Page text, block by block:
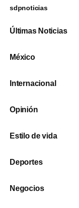
sdpnoticias
Últimas Noticias
México
Internacional
Opinión
Estilo de vida
Deportes
Negocios